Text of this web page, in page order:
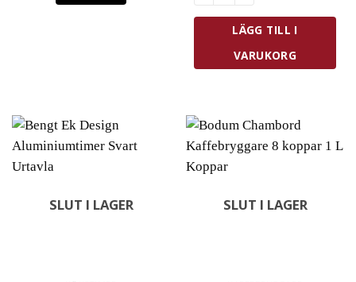
LÄGG TILL I
VARUKORG
SLUT I LAGER SLUT I LAGER